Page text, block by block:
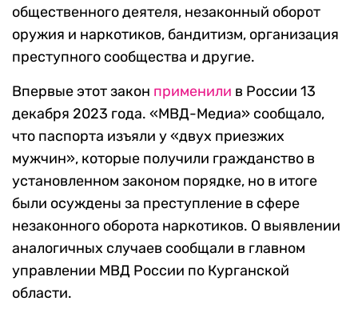
общественного деятеля, незаконный оборот
оружия и наркотиков, бандитизм, организация
преступного сообщества и другие.
Впервые этот закон применили в России 13
декабря 2023 года. «МВД-Медиа» сообщало,
что паспорта изъяли у «двух приезжих
мужчин», которые получили гражданство в
установленном законом порядке, но в итоге
были осуждены за преступление в сфере
незаконного оборота наркотиков. О выявлении
аналогичных случаев сообщали в главном
управлении МВД России по Курганской
области.